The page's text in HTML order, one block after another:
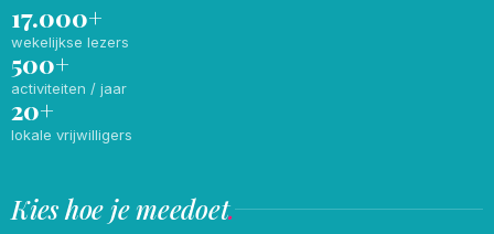
17.000+
wekelijkse lezers
500+
activiteiten / jaar
20+
lokale vrijwilligers
Kies hoe je meedoet.